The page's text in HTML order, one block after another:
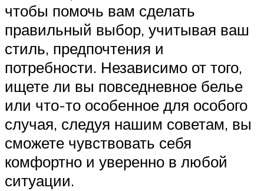
чтобы помочь вам сделать
правильный выбор, учитывая ваш
стиль, предпочтения и
потребности. Независимо от того,
ищете ли вы повседневное белье
или что-то особенное для особого
случая, следуя нашим советам, вы
сможете чувствовать себя
комфортно и уверенно в любой
ситуации.